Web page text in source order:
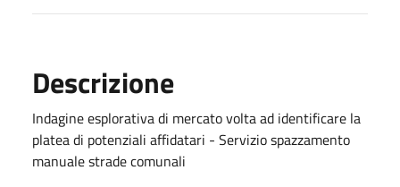
Descrizione
Indagine esplorativa di mercato volta ad identificare la
platea di potenziali affidatari - Servizio spazzamento
manuale strade comunali